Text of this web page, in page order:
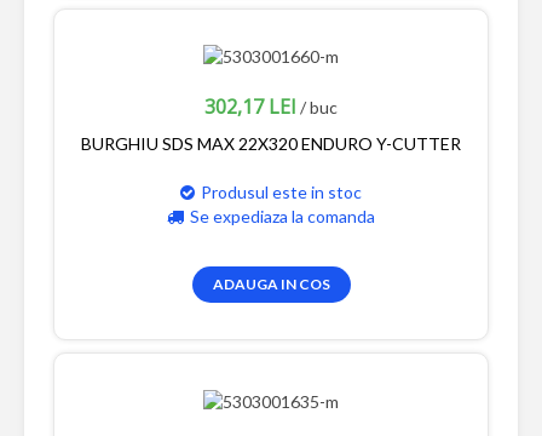
302,17 LEI / buc
BURGHIU SDS MAX 22X320 ENDURO Y-CUTTER
Produsul este in stoc
Se expediaza la comanda
ADAUGA IN COS